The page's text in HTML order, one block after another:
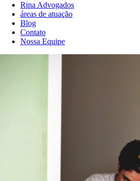
Rina Advogados
áreas de atuação
Blog
Contato
Nossa Equipe